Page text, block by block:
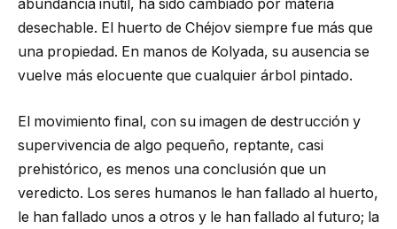
abundancia inútil, ha sido cambiado por materia
desechable. El huerto de Chéjov siempre fue más que
una propiedad. En manos de Kolyada, su ausencia se
vuelve más elocuente que cualquier árbol pintado.
El movimiento final, con su imagen de destrucción y
supervivencia de algo pequeño, reptante, casi
prehistórico, es menos una conclusión que un
veredicto. Los seres humanos le han fallado al huerto,
le han fallado unos a otros y le han fallado al futuro; la